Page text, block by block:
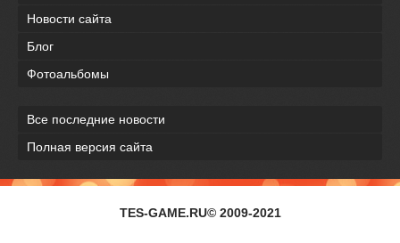
Новости сайта
Блог
Фотоальбомы
Все последние новости
Полная версия сайта
TES-GAME.RU© 2009-2021